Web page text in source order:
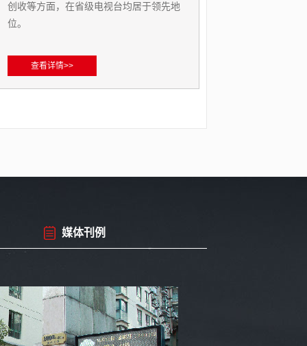
创收等方面，在省级电视台均居于领先地
位。
查看详情>>
民所喜爱，收视位居本地传媒前列。广州
电台广告
查看详情>>
社区最后100米载体，高频次接触用户粘性
极高......
查看详情>>
学定制精准广告投放套装......
次，节假日700万人/每天。在乘客中有
32%的每......
查看详情>>
力强、阅读强制性、阅读主动性、辐射面
广......
查看详情>>
核心，通过车载物联网络终端，将出租车
投影设备......
查看详情>>
郑州、西安、太原等串联成线......
屏幕配合绚丽的广告画面......
用时45-60min。深度记忆：连续2h纯净媒
体沟通......
查看详情>>
媒体刊例